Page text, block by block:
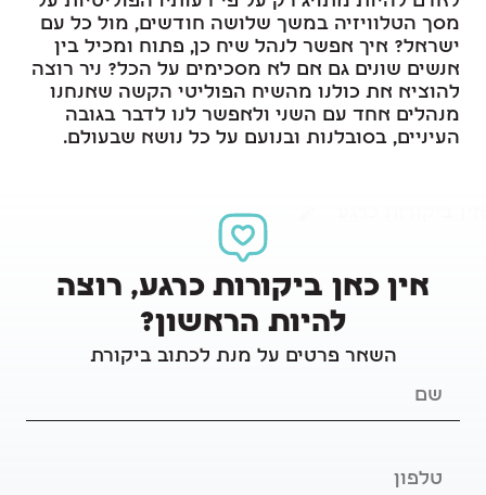
מסך הטלוויזיה במשך שלושה חודשים, מול כל עם
ישראל? איך אפשר לנהל שיח כן, פתוח ומכיל בין
אנשים שונים גם אם לא מסכימים על הכל? ניר רוצה
להוציא את כולנו מהשיח הפוליטי הקשה שאנחנו
מנהלים אחד עם השני ולאפשר לנו לדבר בגובה
העיניים, בסובלנות ובנועם על כל נושא שבעולם.
כתיבת ביקורת
אין כאן ביקורות כרגע, רוצה
להיות הראשון?
השאר פרטים על מנת לכתוב ביקורת